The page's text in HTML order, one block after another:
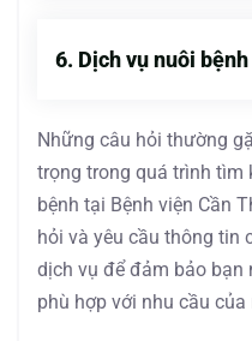
6. Dịch vụ nuôi
Những câu hỏi thường
trọng trong quá trình tìm
bệnh tại Bệnh viện Cần
hỏi và yêu cầu thông tin
dịch vụ để đảm bảo
phù hợp với nhu cầu của